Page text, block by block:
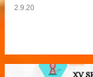
2.9.20